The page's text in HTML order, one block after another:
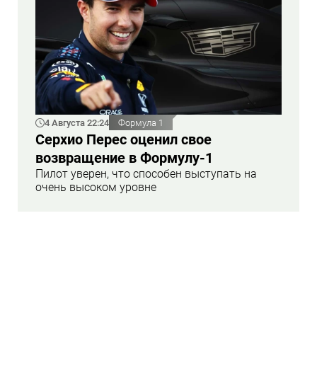
4 Августа 22:24 Формула 1
Серхио Перес оценил свое
возвращение в Формулу-1
Пилот уверен, что способен выступать на
очень высоком уровне